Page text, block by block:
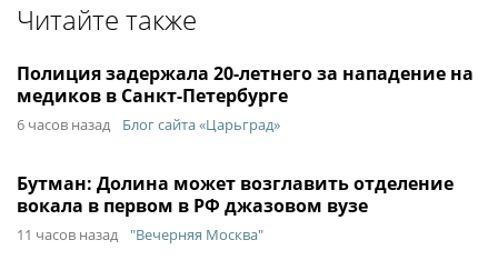
Читайте также
Полиция задержала 20-летнего за нападение на
медиков в Санкт-Петербурге
6 часов назад Блог сайта «Царьград»
Бутман: Долина может возглавить отделение
вокала в первом в РФ джазовом вузе
11 часов назад "Вечерняя Москва"